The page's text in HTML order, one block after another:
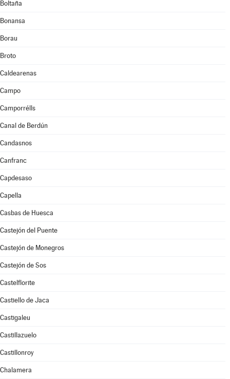
Boltaña
Bonansa
Borau
Broto
Caldearenas
Campo
Camporrélls
Canal de Berdún
Candasnos
Canfranc
Capdesaso
Capella
Casbas de Huesca
Castejón del Puente
Castejón de Monegros
Castejón de Sos
Castelflorite
Castiello de Jaca
Castigaleu
Castillazuelo
Castillonroy
Chalamera